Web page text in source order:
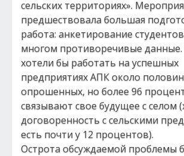
сельских территориях».
предшествовала большая
работа: анкетирование
многом противоречивые
хотели бы работать на успешных
предприятиях АПК около
опрошенных, но более 96
связывают свое будущее с селом
договоренность с сельскими
есть почти у 12 процентов).
Острота обсуждаемой проблемы